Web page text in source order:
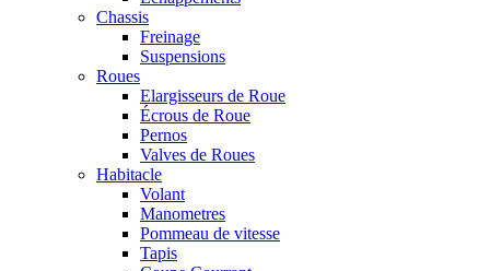
Chassis
Freinage
Suspensions
Roues
Elargisseurs de Roue
Écrous de Roue
Pernos
Valves de Roues
Habitacle
Volant
Manometres
Pommeau de vitesse
Tapis